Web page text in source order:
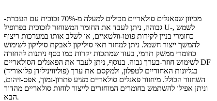
מכיוון שפאנלים סולאריים מכילים למעלה מ-70% זכוכית עם העברת-
גבוהה, ניתן לעבד את החומר המשוחזר לזכוכית בפרופיל U-, לשמש
כחומרי בניין לקירות פוטו-וולטאיים, או לשלב אותו במערכות ריצוף
להמשך ייצור חשמל. ניתן למחזר תאי סיליקון לאבקת סיליקון לשימוש
כחומרי ממשק תרמי, בעוד שמתכות יקרות כמו כסף ניתנות להחזרה
לשימוש חוזר-בערך גבוה. בנוסף, ניתן לעבד את הפאנלים הסולאריים DF
(פוליווינילידן פלואוריד) בגליונות האחוריים לטפלון, ולמקסם את ערך
השחזור הכולל. מיחזור פאנלים סולאריים מציע פתרון-נמוך, אפס-זיהום,
וניתן אפילו להשתמש בחומרים המוחזרים לייצור לוחות סולאריים מהדור
הבא.